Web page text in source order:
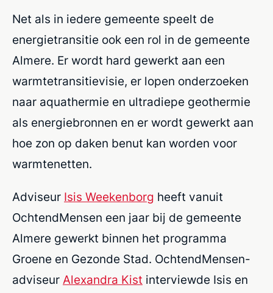
Net als in iedere gemeente speelt de
energietransitie ook een rol in de gemeente
Almere. Er wordt hard gewerkt aan een
warmtetransitievisie, er lopen onderzoeken
naar aquathermie en ultradiepe geothermie
als energiebronnen en er wordt gewerkt aan
hoe zon op daken benut kan worden voor
warmtenetten.
Adviseur Isis Weekenborg heeft vanuit
OchtendMensen een jaar bij de gemeente
Almere gewerkt binnen het programma
Groene en Gezonde Stad. OchtendMensen-
adviseur Alexandra Kist interviewde Isis en